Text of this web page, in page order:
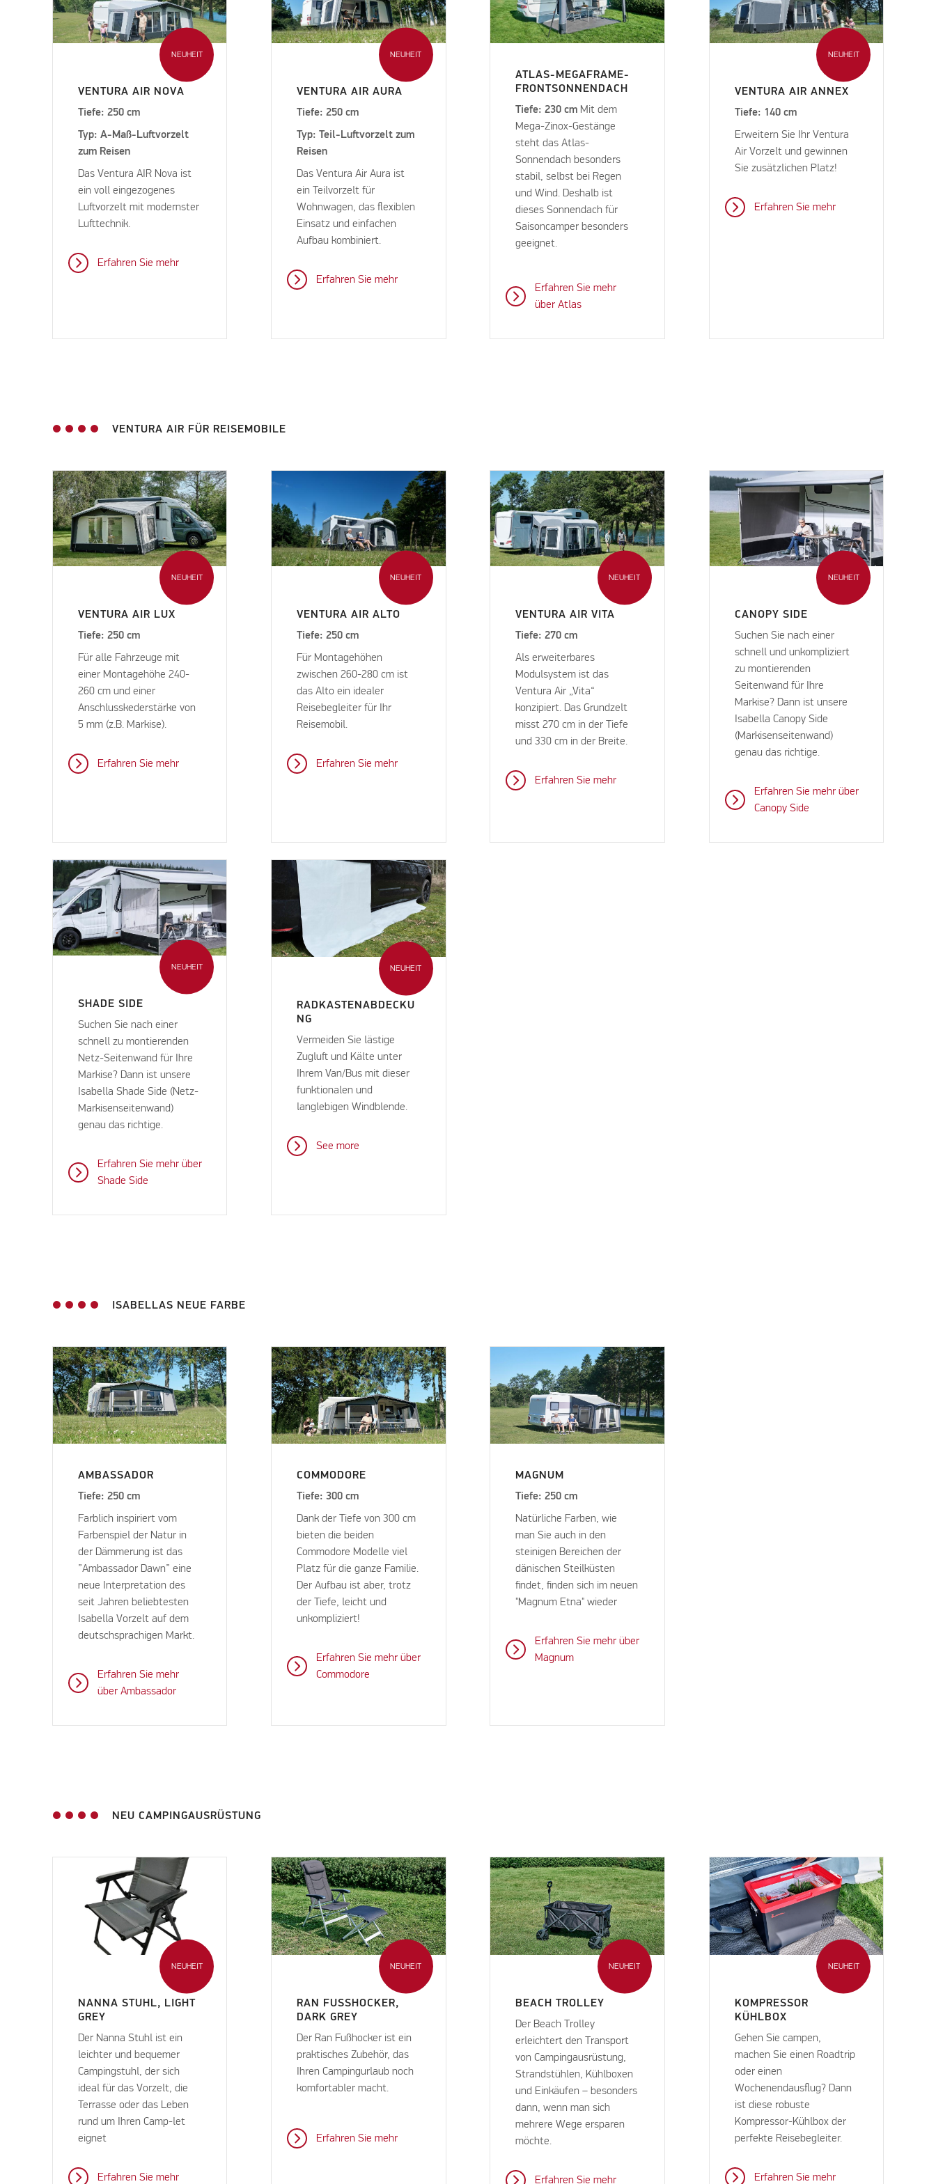
NEUHEIT
VENTURA AIR NOVA
Tiefe: 250 cm
Typ: A-Maß-Luftvorzelt
zum Reisen
Das Ventura AIR Nova ist
ein voll eingezogenes
Luftvorzelt mit modernster
Lufttechnik.
Erfahren Sie mehr
NEUHEIT
VENTURA AIR AURA
Tiefe: 250 cm
Typ: Teil-Luftvorzelt zum
Reisen
Das Ventura Air Aura ist
ein Teilvorzelt für
Wohnwagen, das flexiblen
Einsatz und einfachen
Aufbau kombiniert.
Erfahren Sie mehr
ATLAS-MEGAFRAME-
FRONTSONNENDACH
Tiefe: 230 cm Mit dem
Mega-Zinox-Gestänge
steht das Atlas-
Sonnendach besonders
stabil, selbst bei Regen
und Wind. Deshalb ist
dieses Sonnendach für
Saisoncamper besonders
geeignet.
Erfahren Sie mehr
über Atlas
NEUHEIT
VENTURA AIR ANNEX
Tiefe: 140 cm
Erweitern Sie Ihr Ventura
Air Vorzelt und gewinnen
Sie zusätzlichen Platz!
Erfahren Sie mehr
VENTURA AIR FÜR REISEMOBILE
NEUHEIT
VENTURA AIR LUX
Tiefe: 250 cm
Für alle Fahrzeuge mit
einer Montagehöhe 240-
260 cm und einer
Anschlusskederstärke von
5 mm (z.B. Markise).
Erfahren Sie mehr
NEUHEIT
VENTURA AIR ALTO
Tiefe: 250 cm
Für Montagehöhen
zwischen 260-280 cm ist
das Alto ein idealer
Reisebegleiter für Ihr
Reisemobil.
Erfahren Sie mehr
NEUHEIT
VENTURA AIR VITA
Tiefe: 270 cm
Als erweiterbares
Modulsystem ist das
Ventura Air „Vita“
konzipiert. Das Grundzelt
misst 270 cm in der Tiefe
und 330 cm in der Breite.
Erfahren Sie mehr
NEUHEIT
CANOPY SIDE
Suchen Sie nach einer
schnell und unkompliziert
zu montierenden
Seitenwand für Ihre
Markise? Dann ist unsere
Isabella Canopy Side
(Markisenseitenwand)
genau das richtige.
Erfahren Sie mehr über
Canopy Side
NEUHEIT
SHADE SIDE
Suchen Sie nach einer
schnell zu montierenden
Netz-Seitenwand für Ihre
Markise? Dann ist unsere
Isabella Shade Side (Netz-
Markisenseitenwand)
genau das richtige.
Erfahren Sie mehr über
Shade Side
NEUHEIT
RADKASTENABDECKU
NG
Vermeiden Sie lästige
Zugluft und Kälte unter
Ihrem Van/Bus mit dieser
funktionalen und
langlebigen Windblende.
See more
ISABELLAS NEUE FARBE
AMBASSADOR
Tiefe: 250 cm
Farblich inspiriert vom
Farbenspiel der Natur in
der Dämmerung ist das
”Ambassador Dawn” eine
neue Interpretation des
seit Jahren beliebtesten
Isabella Vorzelt auf dem
deutschsprachigen Markt.
Erfahren Sie mehr
über Ambassador
COMMODORE
Tiefe: 300 cm
Dank der Tiefe von 300 cm
bieten die beiden
Commodore Modelle viel
Platz für die ganze Familie.
Der Aufbau ist aber, trotz
der Tiefe, leicht und
unkompliziert!
Erfahren Sie mehr über
Commodore
MAGNUM
Tiefe: 250 cm
Natürliche Farben, wie
man Sie auch in den
steinigen Bereichen der
dänischen Steilküsten
findet, finden sich im neuen
"Magnum Etna" wieder
Erfahren Sie mehr über
Magnum
NEU CAMPINGAUSRÜSTUNG
NEUHEIT
NANNA STUHL, LIGHT
GREY
Der Nanna Stuhl ist ein
leichter und bequemer
Campingstuhl, der sich
ideal für das Vorzelt, die
Terrasse oder das Leben
rund um Ihren Camp-let
eignet
Erfahren Sie mehr
NEUHEIT
RAN FUSSHOCKER, D
ARK GREY
Der Ran Fußhocker ist ein
praktisches Zubehör, das
Ihren Campingurlaub noch
komfortabler macht.
Erfahren Sie mehr
NEUHEIT
BEACH TROLLEY
Der Beach Trolley
erleichtert den Transport
von Campingausrüstung,
Strandstühlen, Kühlboxen
und Einkäufen – besonders
dann, wenn man sich
mehrere Wege ersparen
möchte.
Erfahren Sie mehr
NEUHEIT
KOMPRESSOR
KÜHLBOX
Gehen Sie campen,
machen Sie einen Roadtrip
oder einen
Wochenendausflug? Dann
ist diese robuste
Kompressor-Kühlbox der
perfekte Reisebegleiter.
Erfahren Sie mehr